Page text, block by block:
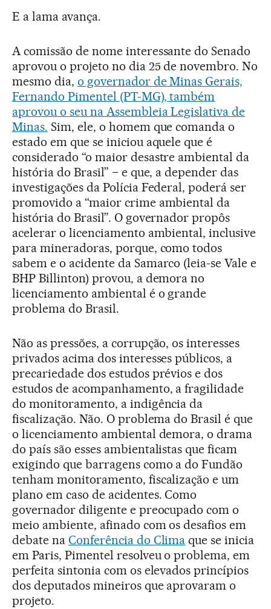
E a lama avança.
A comissão de nome interessante do Senado
aprovou o projeto no dia 25 de novembro. No
mesmo dia, o governador de Minas Gerais,
Fernando Pimentel (PT-MG), também
aprovou o seu na Assembleia Legislativa de
Minas. Sim, ele, o homem que comanda o
estado em que se iniciou aquele que é
considerado “o maior desastre ambiental da
história do Brasil” – e que, a depender das
investigações da Polícia Federal, poderá ser
promovido a “maior crime ambiental da
história do Brasil”. O governador propôs
acelerar o licenciamento ambiental, inclusive
para mineradoras, porque, como todos
sabem e o acidente da Samarco (leia-se Vale e
BHP Billinton) provou, a demora no
licenciamento ambiental é o grande
problema do Brasil.
Não as pressões, a corrupção, os interesses
privados acima dos interesses públicos, a
precariedade dos estudos prévios e dos
estudos de acompanhamento, a fragilidade
do monitoramento, a indigência da
fiscalização. Não. O problema do Brasil é que
o licenciamento ambiental demora, o drama
do país são esses ambientalistas que ficam
exigindo que barragens como a do Fundão
tenham monitoramento, fiscalização e um
plano em caso de acidentes. Como
governador diligente e preocupado com o
meio ambiente, afinado com os desafios em
debate na Conferência do Clima que se inicia
em Paris, Pimentel resolveu o problema, em
perfeita sintonia com os elevados princípios
dos deputados mineiros que aprovaram o
projeto.